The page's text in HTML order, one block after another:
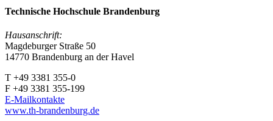
Technische Hochschule Brandenburg
Hausanschrift:
Magdeburger Straße 50
14770 Brandenburg an der Havel
T +49 3381 355-0
F +49 3381 355-199
E-Mailkontakte
www.th-brandenburg.de